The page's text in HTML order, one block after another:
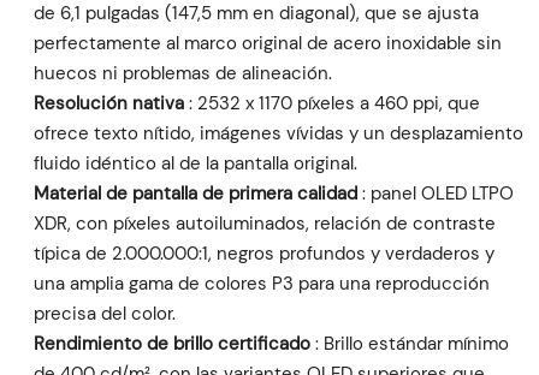
de 6,1 pulgadas (147,5 mm en diagonal), que se ajusta
perfectamente al marco original de acero inoxidable sin
huecos ni problemas de alineación.
Resolución nativa : 2532 x 1170 píxeles a 460 ppi, que
ofrece texto nítido, imágenes vívidas y un desplazamiento
fluido idéntico al de la pantalla original.
Material de pantalla de primera calidad : panel OLED LTPO
XDR, con píxeles autoiluminados, relación de contraste
típica de 2.000.000:1, negros profundos y verdaderos y
una amplia gama de colores P3 para una reproducción
precisa del color.
Rendimiento de brillo certificado : Brillo estándar mínimo